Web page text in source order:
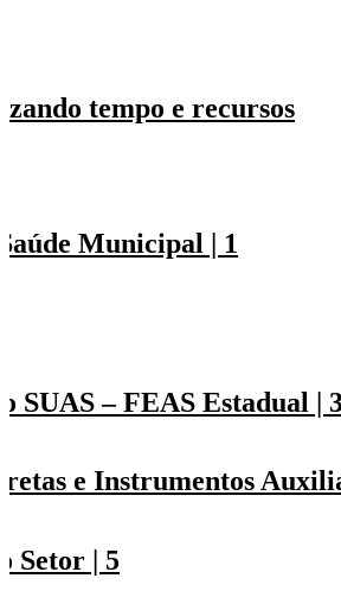
tempo e recursos
Municipal | 1
SUAS – FEAS Estadual |
e Instrumentos
Setor | 5